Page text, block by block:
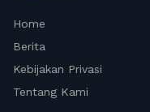
Home
Berita
Kebijakan Privasi
Tentang Kami